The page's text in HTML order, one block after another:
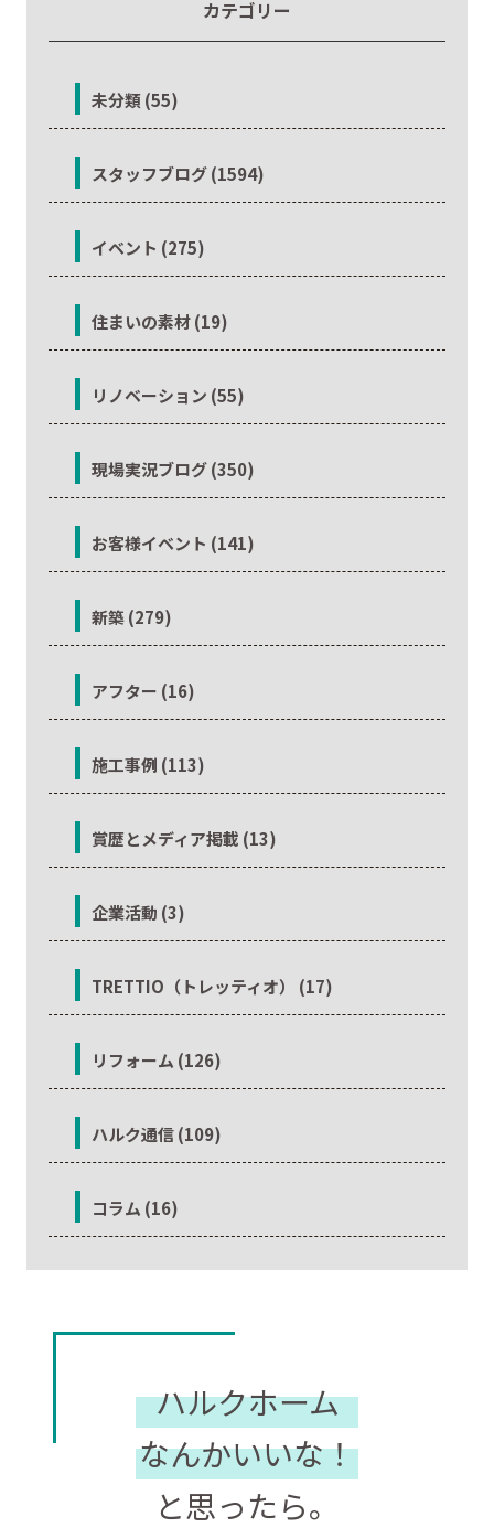
カテゴリー
未分類 (55)
スタッフブログ (1594)
イベント (275)
住まいの素材 (19)
リノベーション (55)
現場実況ブログ (350)
お客様イベント (141)
新築 (279)
アフター (16)
施工事例 (113)
賞歴とメディア掲載 (13)
企業活動 (3)
TRETTIO（トレッティオ） (17)
リフォーム (126)
ハルク通信 (109)
コラム (16)
ハルクホーム
なんかいいな！
と思ったら。